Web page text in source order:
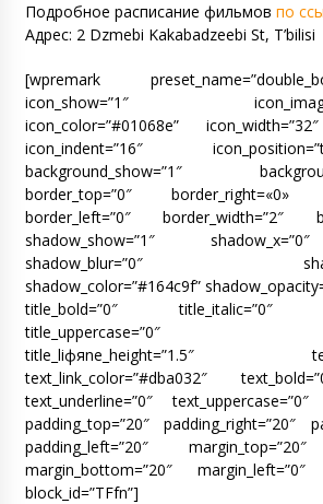
Подробное расписание фильмов по
Адрес: 2 Dzmebi Kakabadzeebi St, T’bilisi
[wpremark
icon_show=”1″
icon_color=”#01068e”
icon_indent=”16″
background_show=”1″
border_top=”0″ border_right=«0»
border_left=”0″ border_width=”2″
shadow_show=”1″
shadow_blur=”0″
shadow_color=”#164c9f”
title_bold=”0″ title_italic=”0″
title_uppercase=”0″
title_liфяne_height=”1.5″
text_link_color=”#dba032″
text_underline=”0″ text_uppercase=”0″
padding_top=”20″ padding_right=”20″
padding_left=”20″
margin_bottom=”20″ margin_left=”0″
block_id=”TFfn”]